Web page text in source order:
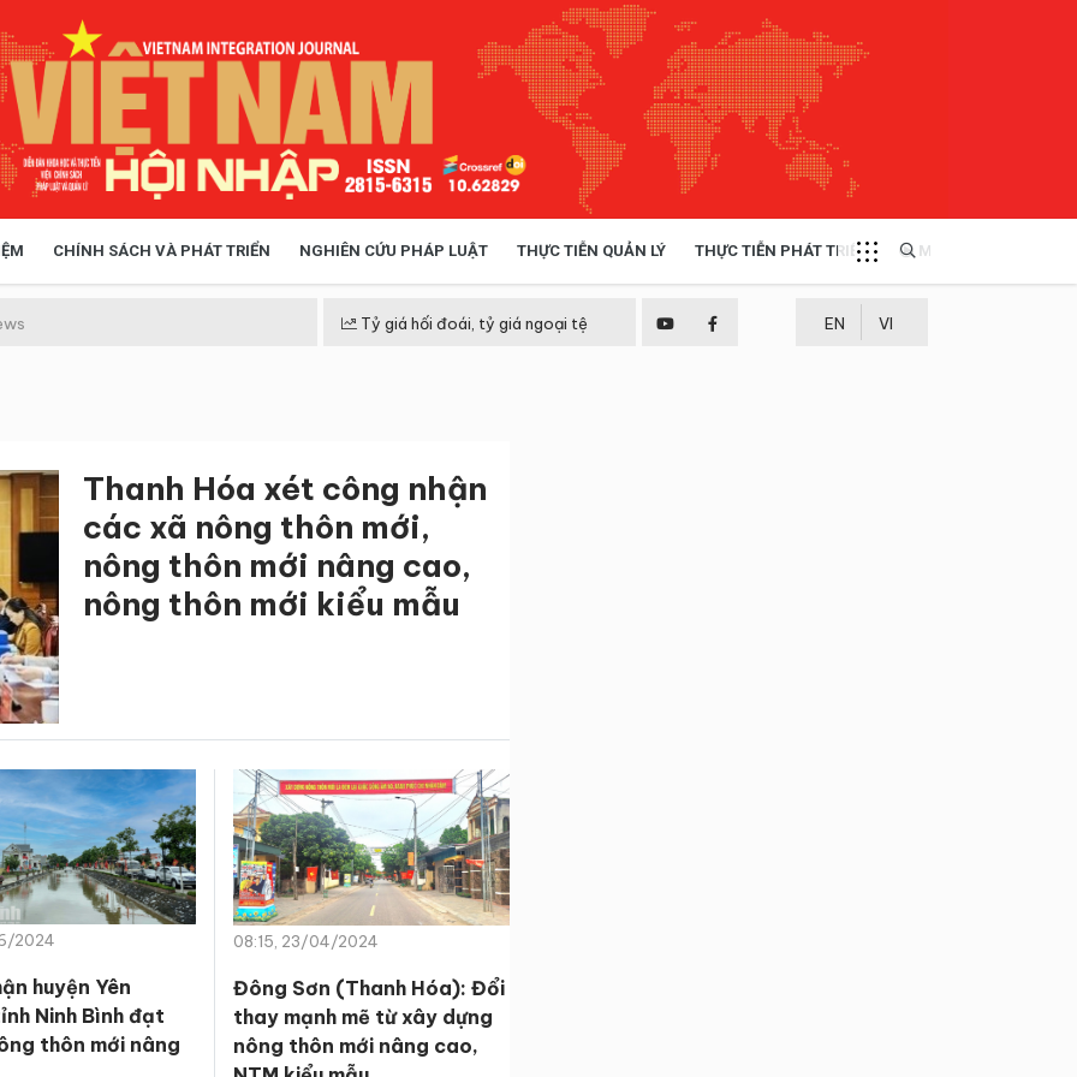
CHÍNH SÁCH VÀ PHÁT TRIỂN NGHIÊN CỨU PHÁP LUẬT THỰC TIỄN QUẢN LÝ THỰC TIỄN PHÁT TRIỂN MULTIMEDIA
Tỷ giá hối đoái, tỷ giá ngoại tệ EN VI
Thanh Hóa xét công nhận
các xã nông thôn mới,
nông thôn mới nâng cao,
nông thôn mới kiểu mẫu
2024
huyện Yên
Ninh Bình đạt
thôn mới nâng
08:15, 23/04/2024
Đông Sơn (Thanh Hóa): Đổi
thay mạnh mẽ từ xây dựng
nông thôn mới nâng cao,